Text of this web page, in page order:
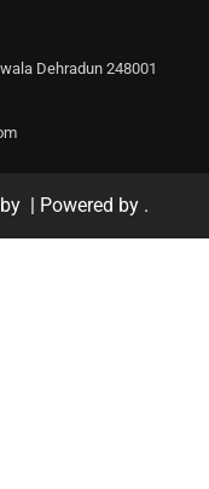
Dehradun 248001
| Powered by .